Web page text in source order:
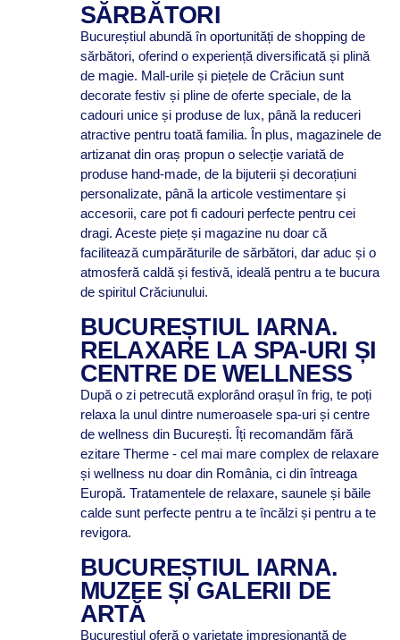
SĂRBĂTORI
Bucureștiul abundă în oportunități de shopping de
sărbători, oferind o experiență diversificată și plină
de magie. Mall-urile și piețele de Crăciun sunt
decorate festiv și pline de oferte speciale, de la
cadouri unice și produse de lux, până la reduceri
atractive pentru toată familia. În plus, magazinele de
artizanat din oraș propun o selecție variată de
produse hand-made, de la bijuterii și decorațiuni
personalizate, până la articole vestimentare și
accesorii, care pot fi cadouri perfecte pentru cei
dragi. Aceste piețe și magazine nu doar că
facilitează cumpărăturile de sărbători, dar aduc și o
atmosferă caldă și festivă, ideală pentru a te bucura
de spiritul Crăciunului.
BUCUREȘTIUL IARNA.
RELAXARE LA SPA-URI ȘI
CENTRE DE WELLNESS
După o zi petrecută explorând orașul în frig, te poți
relaxa la unul dintre numeroasele spa-uri și centre
de wellness din București. Îți recomandăm fără
ezitare Therme - cel mai mare complex de relaxare
și wellness nu doar din România, ci din întreaga
Europă. Tratamentele de relaxare, saunele și băile
calde sunt perfecte pentru a te încălzi și pentru a te
revigora.
BUCUREȘTIUL IARNA.
MUZEE ȘI GALERII DE
ARTĂ
Bucureștiul oferă o varietate impresionantă de